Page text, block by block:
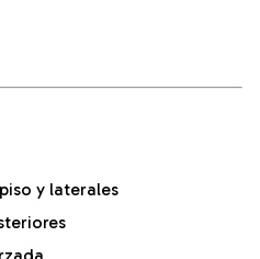
y laterales